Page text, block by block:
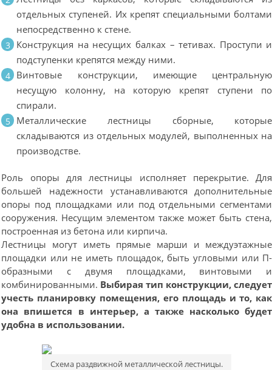
отдельных ступеней. Их крепят специальными болтами
непосредственно к стене.
Конструкция на несущих балках – тетивах. Проступи и
подступенки крепятся между ними.
Винтовые конструкции, имеющие центральную
несущую колонну, на которую крепят ступени по
спирали.
Металлические лестницы сборные, которые
складываются из отдельных модулей, выполненных на
производстве.
Роль опоры для лестницы исполняет перекрытие. Для
большей надежности устанавливаются дополнительные
опоры под площадками или под отдельными сегментами
сооружения. Несущим элементом также может быть стена,
построенная из бетона или кирпича.
Лестницы могут иметь прямые марши и междуэтажные
площадки или не иметь площадок, быть угловыми или П-
образными с двумя площадками, винтовыми и
комбинированными. Выбирая тип конструкции, следует
учесть планировку помещения, его площадь и то, как
она впишется в интерьер, а также насколько будет
удобна в использовании.
Схема раздвижной металлической лестницы.